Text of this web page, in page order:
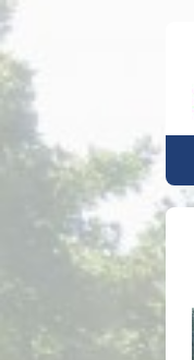
Ga
naar
de
inhoud